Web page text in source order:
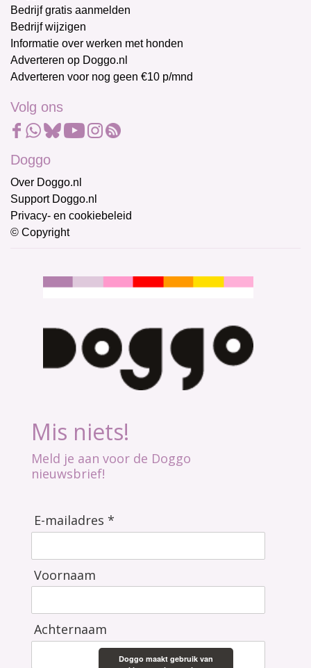
Bedrijf gratis aanmelden
Bedrijf wijzigen
Informatie over werken met honden
Adverteren op Doggo.nl
Adverteren voor nog geen €10 p/mnd
Volg ons
Doggo
Over Doggo.nl
Support Doggo.nl
Privacy- en cookiebeleid
© Copyright
Mis niets!
Meld je aan voor de Doggo
nieuwsbrief!
E-mailadres *
Voornaam
Achternaam
Doggo maakt gebruik van